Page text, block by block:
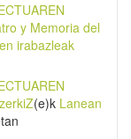
y Memoria del
irabazleak
(e)k Lanean